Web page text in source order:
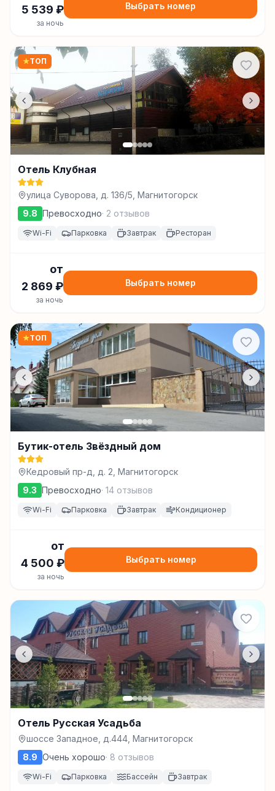
5 539 ₽
за ночь
Выбрать номер
★ТОП
Отель Клубная
улица Суворова, д. 136/5, Магнитогорск
9.8 Превосходно· 2 отзывов
Wi-Fi Парковка Завтрак Ресторан
от
2 869 ₽
за ночь
Выбрать номер
★ТОП
Бутик-отель Звёздный дом
Кедровый пр-д, д. 2, Магнитогорск
9.3 Превосходно· 14 отзывов
Wi-Fi Парковка Завтрак Кондиционер
от
4 500 ₽
за ночь
Выбрать номер
Отель Русская Усадьба
шоссе Западное, д.444, Магнитогорск
8.9 Очень хорошо· 8 отзывов
Wi-Fi Парковка Бассейн Завтрак